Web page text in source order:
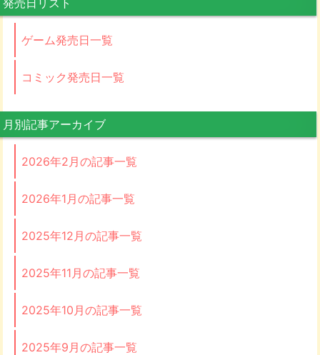
ゲーム発売日一覧
コミック発売日一覧
月別記事アーカイブ
2026年2月の記事一覧
2026年1月の記事一覧
2025年12月の記事一覧
2025年11月の記事一覧
2025年10月の記事一覧
2025年9月の記事一覧